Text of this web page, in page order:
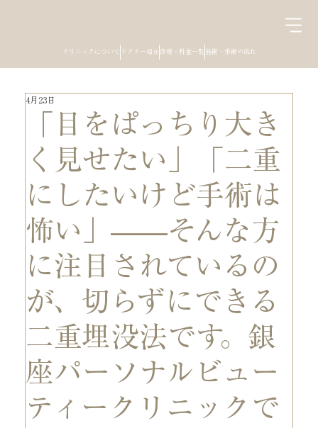
クリニックについて ドクター紹介 診療・料金一覧 施術・手術の流れ
「目をぱっちり大き
く見せたい」「二重
にしたいけど手術は
怖い」——そんな方
に注目されているの
が、切らずにできる
二重埋没法です。銀
座パーソナルビュー
ティークリニックで
4月23日